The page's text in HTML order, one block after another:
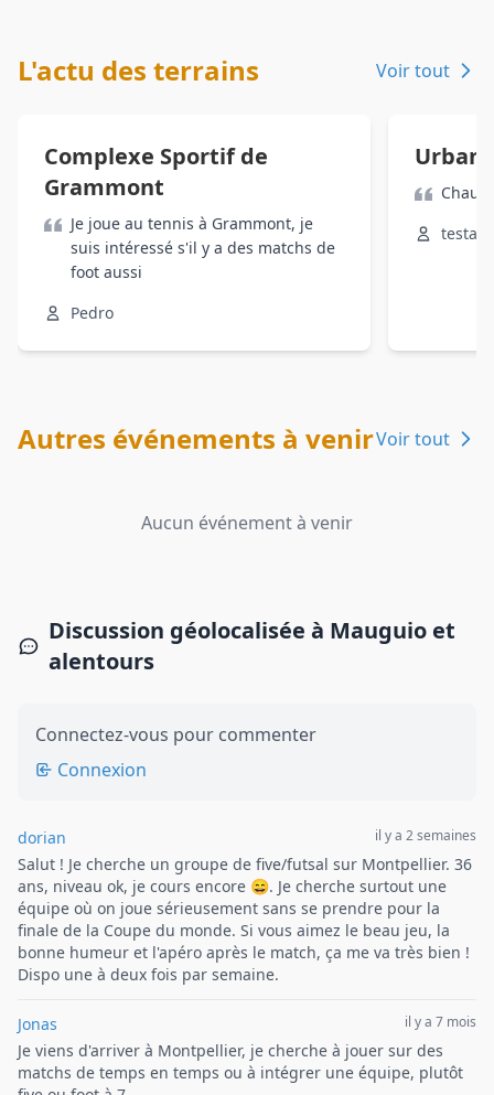
L'actu des terrains Voir tout
Complexe Sportif de
Grammont
Je joue au tennis à Grammont, je
suis intéressé s'il y a des matchs de
foot aussi
Pedro
testard
Autres événements à venirVoir tout
Aucun événement à venir
Discussion géolocalisée à Mauguio et
alentours
Connectez-vous pour commenter
Connexion
dorian il y a 2 semaines
Salut ! Je cherche un groupe de five/futsal sur Montpellier. 36
ans, niveau ok, je cours encore 😄. Je cherche surtout une
équipe où on joue sérieusement sans se prendre pour la
finale de la Coupe du monde. Si vous aimez le beau jeu, la
bonne humeur et l'apéro après le match, ça me va très bien !
Dispo une à deux fois par semaine.
Jonas il y a 7 mois
Je viens d'arriver à Montpellier, je cherche à jouer sur des
matchs de temps en temps ou à intégrer une équipe, plutôt